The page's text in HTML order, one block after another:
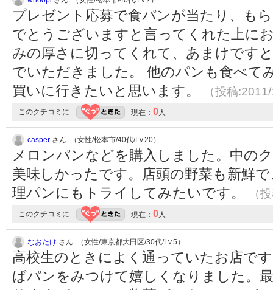
プレゼント応募で食パンが当たり、も
でとうございますと言ってくれた上に
みの厚さに切ってくれて、あまけです
でいただきました。 他のパンも食べて
買いに行きたいと思います。
（投稿
このクチコミに 現在： 0人
casper さん （女性/松本市/40代/Lv.20）
メロンパンなどを購入しました。中の
美味しかったです。店頭の野菜も新鮮
理パンにもトライしてみたいです。
（
このクチコミに 現在： 0人
なおたけ さん （女性/東京都大田区/30代/Lv.5）
高校生のときによく通っていたお店で
ばパンをみつけて嬉しくなりました。